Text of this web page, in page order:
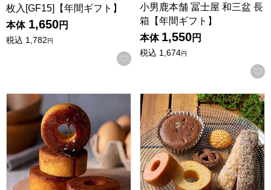
枚入[GF15]【年間ギフト】
本体 1,650円
税込 1,782円
お気に入りに登録する
小男鹿本舗 冨士屋 和三盆 長
箱【年間ギフト】
本体 1,550円
税込 1,674円
森の庭 焦がしキャラメルがしみ込んだバーム 5個入[MRL-
森の庭 焼き菓子アソート フ